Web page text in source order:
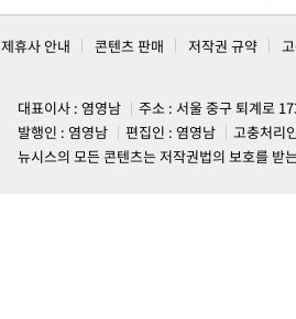
제휴사 안내 콘텐츠 판매 저작권 규약
대표이사 : 염영남
주소 : 서울 중구 퇴계로
발행인 : 염영남
편집인 : 염영남
고충처리
뉴시스의 모든 콘텐츠는 저작권법의 보호를